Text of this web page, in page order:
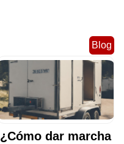
Blog
¿Cómo dar marcha